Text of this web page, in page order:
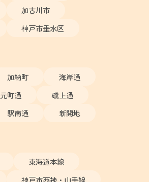
加古川市
神戸市垂水区
加納町
海岸通
元町通
磯上通
駅南通
新開地
東海道本線
神戸市西神・山手線